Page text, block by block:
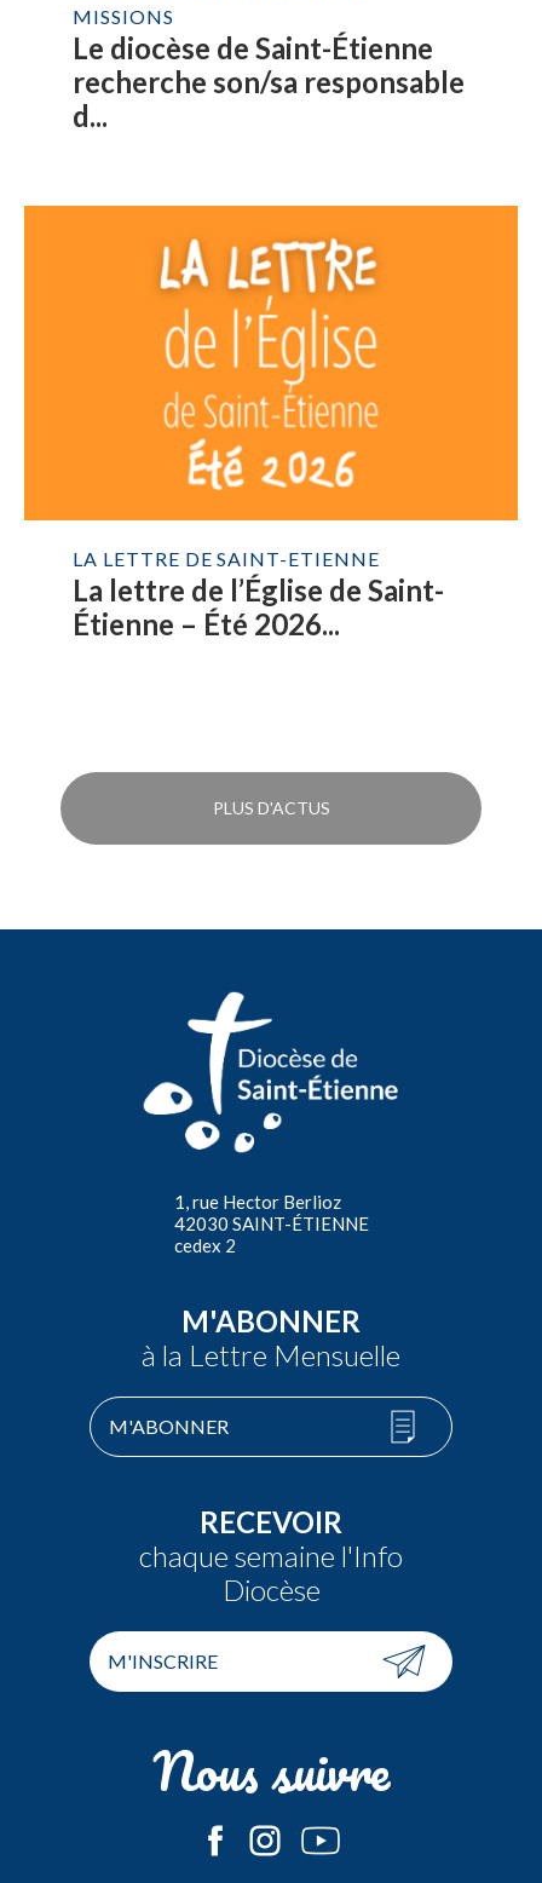
MISSIONS
Le diocèse de Saint-Étienne
recherche son/sa responsable
d...
LA LETTRE DE SAINT-ETIENNE
La lettre de l’Église de Saint-
Étienne – Été 2026...
PLUS D'ACTUS
1, rue Hector Berlioz
42030 SAINT-ÉTIENNE
cedex 2
M'ABONNER
à la Lettre Mensuelle
M'ABONNER
RECEVOIR
chaque semaine l'Info
Diocèse
M'INSCRIRE
Nous suivre